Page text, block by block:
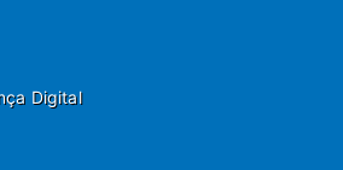
Digital